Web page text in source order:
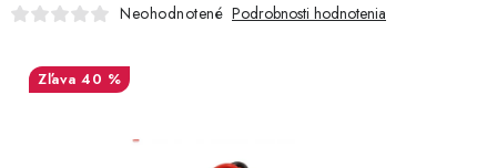
AUTOMOBIL
DOMÁCNOSŤ
Neohodnotené Podrobnosti hodnotenia
40 %